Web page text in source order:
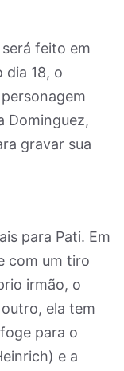
será feito em
dia 18, o
Dominguez,
gravar sua
para Pati. Em
com um tiro
irmão, o
ela tem
para o
e a